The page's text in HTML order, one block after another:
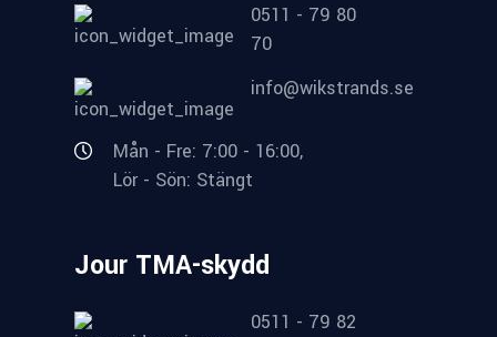
0511 - 79 80
70
info@wikstrands.se
Mån - Fre: 7:00 - 16:00,
Lör - Sön: Stängt
Jour TMA-skydd
0511 - 79 82